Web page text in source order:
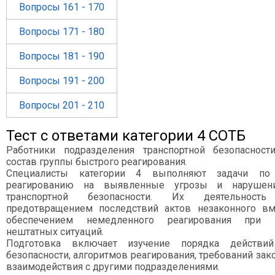
Вопросы 161 - 170
Вопросы 171 - 180
Вопросы 181 - 190
Вопросы 191 - 200
Вопросы 201 - 210
Тест с ответами категории 4 СОТБ
Работники подразделения транспортной
состав группы быстрого реагирования.
Специалисты категории 4 выполняют задачи по
реагированию на выявленные угрозы и
транспортной безопасности. Их
предотвращением последствий актов незаконного
обеспечением немедленного реагирования при
нештатных ситуаций.
Подготовка включает изучение порядка
безопасности, алгоритмов реагирования, требований
взаимодействия с другими подразделениями.